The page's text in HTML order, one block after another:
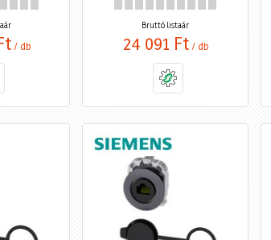
/ db
Bruttó listaár
24 091 Ft / db